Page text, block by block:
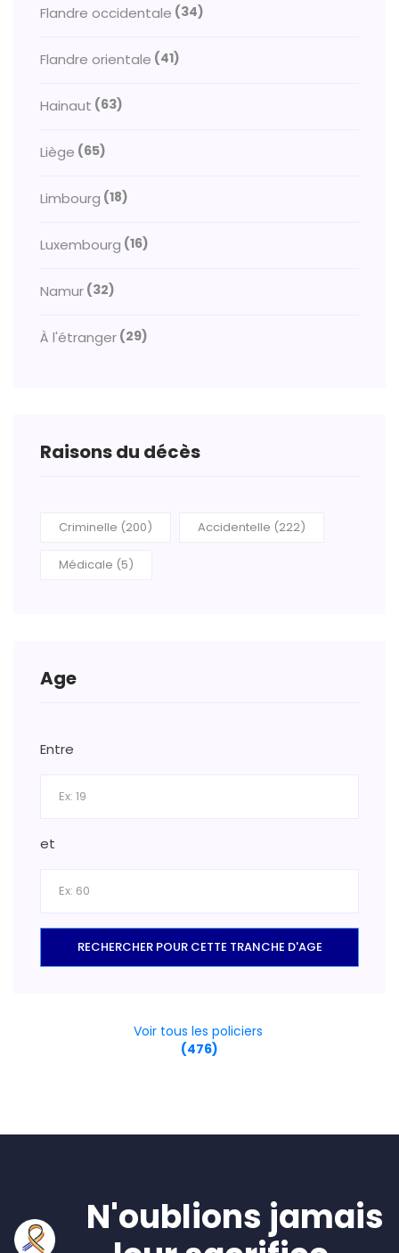
Flandre occidentale (34)
Flandre orientale (41)
Hainaut (63)
Liège (65)
Limbourg (18)
Luxembourg (16)
Namur (32)
À l'étranger (29)
Raisons du décès
Criminelle (200) Accidentelle (222)
Médicale (5)
Age
Entre
et
RECHERCHER POUR CETTE TRANCHE D'AGE
Voir tous les policiers
(476)
N'oublions jamais